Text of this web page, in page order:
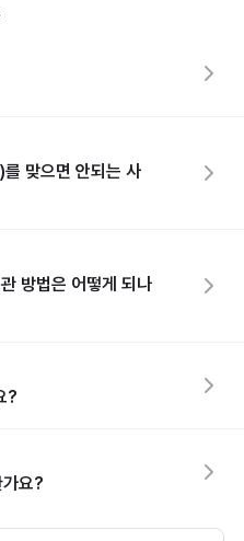
맞으면 안되는 사
방법은 어떻게 되나
?
요?